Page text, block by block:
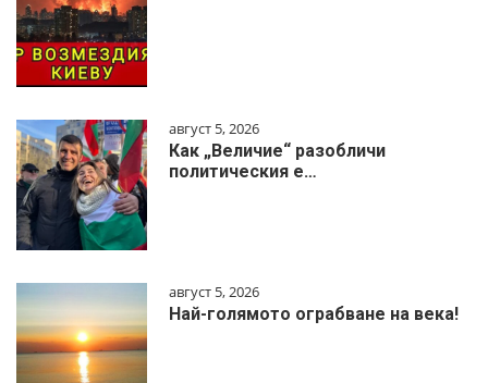
август 5, 2026
Как „Величие“ разобличи
политическия е…
август 5, 2026
Най-голямото ограбване на века!